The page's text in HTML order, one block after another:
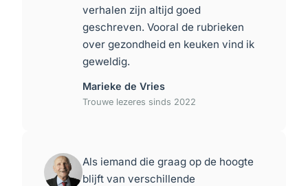
verhalen zijn altijd goed
geschreven. Vooral de rubrieken
over gezondheid en keuken vind ik
geweldig.
Marieke de Vries
Trouwe lezeres sinds 2022
Als iemand die graag op de hoogte
blijft van verschillende